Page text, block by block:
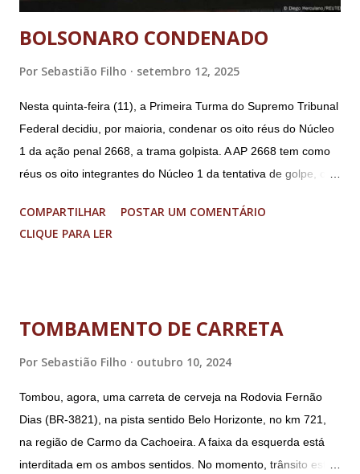
BOLSONARO CONDENADO
Por Sebastião Filho setembro 12, 2025
Nesta quinta-feira (11), a Primeira Turma do Supremo Tribunal
Federal decidiu, por maioria, condenar os oito réus do Núcleo
1 da ação penal 2668, a trama golpista. A AP 2668 tem como
réus os oito integrantes do Núcleo 1 da tentativa de golpe, ou
(PGR): o deputado federal Alexandre Ramagem, ex-diretor da
Agência Brasileira de Inteligência (Abin); o almirante Almir
Segurança Institucional (GSI); o tenente-coronel Mauro Cid,
Sérgio Nogueira, ex-ministro da Defesa; e o general da
reserva Walter Braga Netto, ex-ministro da Casa Civil e da
Defesa. A acusação envolveu os crimes de tentativa de
abolição violenta do Estado Democrático de Direito, golpe de
COMPARTILHAR
POSTAR UM COMENTÁRIO
CLIQUE PARA LER
TOMBAMENTO DE CARRETA
Por Sebastião Filho outubro 10, 2024
Tombou, agora, uma carreta de cerveja na Rodovia Fernão
Dias (BR-3821), na pista sentido Belo Horizonte, no km 721,
na região de Carmo da Cachoeira. A faixa da esquerda está
interditada em os ambos sentidos. No momento, trânsito está